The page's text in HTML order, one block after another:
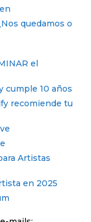
quedamos o
el
cumple 10 años
recomiende tu
Artistas
en 2025